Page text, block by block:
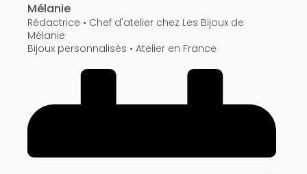
Mélanie
Rédactrice • Chef d'atelier chez Les Bijoux de
Mélanie
Bijoux personnalisés • Atelier en France